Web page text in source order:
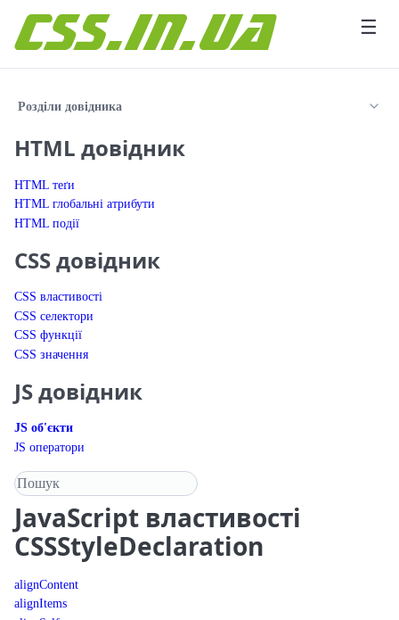
☰
Розділи довідника
HTML довідник
HTML теґи
HTML глобальні атрибути
HTML події
CSS довідник
CSS властивості
CSS селектори
CSS функції
CSS значення
JS довідник
JS об'єкти
JS оператори
Пошук у довіднику
JavaScript властивості
CSSStyleDeclaration
alignContent
alignItems